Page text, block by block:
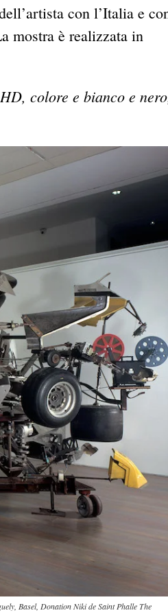
con l’Italia e
mostra è realizzata in
colore e bianco e
Basel, Donation Niki de Saint Phalle The